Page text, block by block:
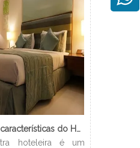
Quais são as características do Hotel Cama Extra?
hoteleira é um